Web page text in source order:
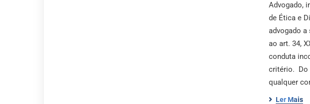
Advogado,
de Ética e
advogado a
ao art. 34,
conduta
critério. Do
qualquer
Ler Mais